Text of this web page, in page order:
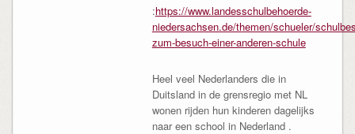
:https://www.landesschulbehoerde-
niedersachsen.de/themen/schueler/
zum-besuch-einer-anderen-schule
Heel veel Nederlanders die in
Duitsland in de grensregio met NL
wonen rijden hun kinderen dagelijks
naar een school in Nederland .